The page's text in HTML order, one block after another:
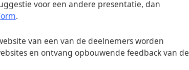
voor een andere presentatie, dan
.
van een van de deelnemers worden
en ontvang opbouwende feedback van de